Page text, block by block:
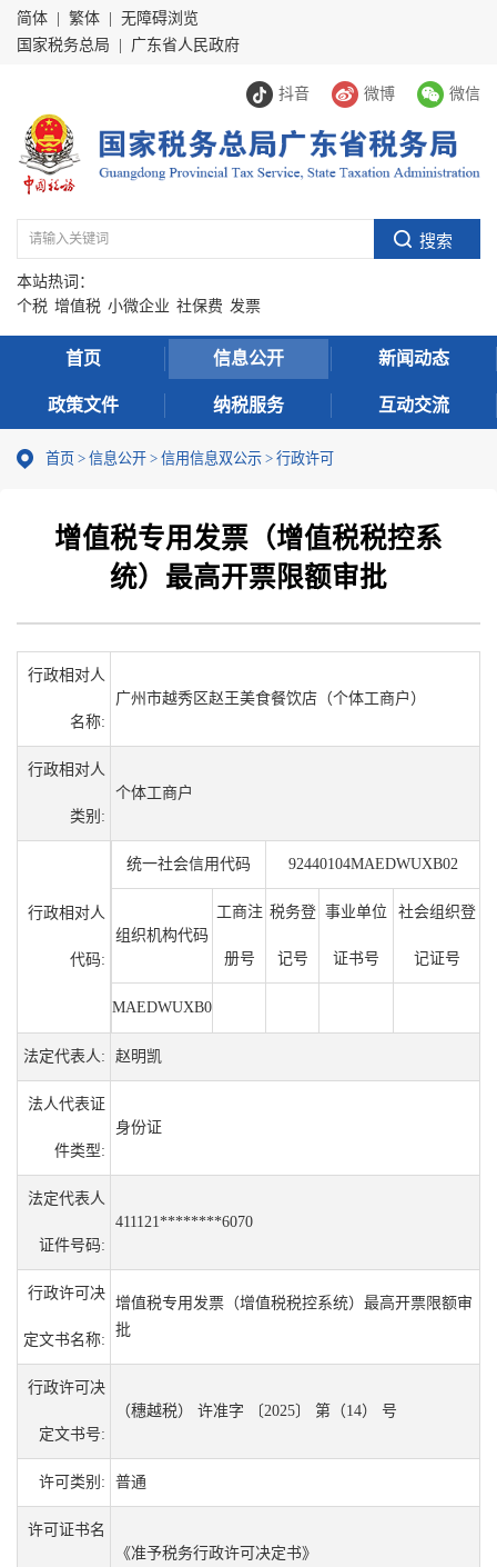
简体 繁体
无障碍浏览
国家税务总局
广东省人民政府
抖音 微博 微信
本站热词：
个税 增值税 小微企业 社保费 发票
首页 信息公开 新闻动态
政策文件 纳税服务 互动交流
首页 > 信息公开 > 信用信息双公示 > 行政许可
增值税专用发票（增值税税控系
统）最高开票限额审批
行政相对人
名称:
广州市越秀区赵王美食餐饮店（个体工商户）
行政相对人
类别:
个体工商户
行政相对人
代码:
统一社会信用代码 92440104MAEDWUXB02
组织机构代码
工商注
册号
税务登
记号
事业单位
证书号
社会组织登
记证号
MAEDWUXB0
法定代表人: 赵明凯
法人代表证
件类型:
身份证
法定代表人
证件号码:
411121********6070
行政许可决
定文书名称:
增值税专用发票（增值税税控系统）最高开票限额审
批
行政许可决
定文书号:
（穗越税） 许准字 〔2025〕 第（14） 号
许可类别: 普通
许可证书名
《准予税务行政许可决定书》